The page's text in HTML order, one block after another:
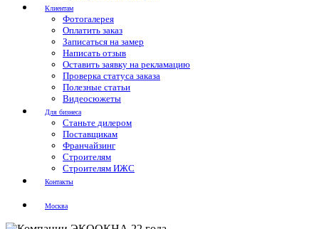
Клиентам
Фотогалерея
Оплатить заказ
Записаться на замер
Написать отзыв
Оставить заявку на рекламацию
Проверка статуса заказа
Полезные статьи
Видеосюжеты
Для бизнеса
Станьте дилером
Поставщикам
Франчайзинг
Строителям
Строителям ИЖС
Контакты
Москва